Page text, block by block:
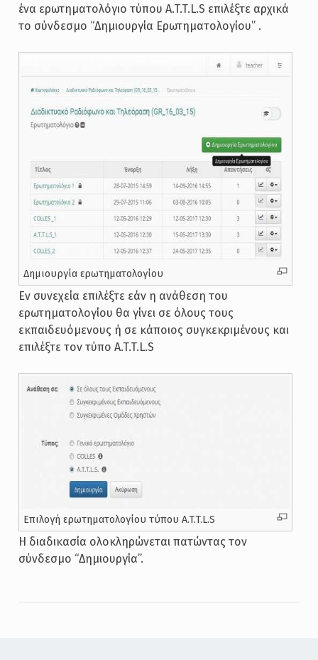
ένα ερωτηματολόγιο τύπου A.T.T.L.S επιλέξτε αρχικά
το σύνδεσμο “Δημιουργία Ερωτηματολογίου” .
Δημιουργία ερωτηματολογίου
Εν συνεχεία επιλέξτε εάν η ανάθεση του
ερωτηματολογίου θα γίνει σε όλους τους
εκπαιδευόμενους ή σε κάποιος συγκεκριμένους και
επιλέξτε τον τύπο A.T.T.L.S
Επιλογή ερωτηματολογίου τύπου A.T.T.L.S
Η διαδικασία ολοκληρώνεται πατώντας τον
σύνδεσμο “Δημιουργία”.